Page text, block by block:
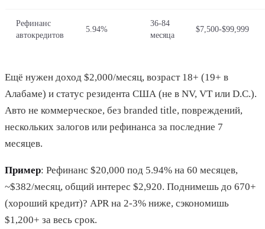
Рефинанс
автокредитов
5.94%
36-84
месяца
$7,500-$99,999
Ещё нужен доход $2,000/месяц, возраст 18+ (19+ в
Алабаме) и статус резидента США (не в NV, VT или D.C.).
Авто не коммерческое, без branded title, повреждений,
нескольких залогов или рефинанса за последние 7
месяцев.
Пример: Рефинанс $20,000 под 5.94% на 60 месяцев,
~$382/месяц, общий интерес $2,920. Поднимешь до 670+
(хороший кредит)? APR на 2-3% ниже, сэкономишь
$1,200+ за весь срок.